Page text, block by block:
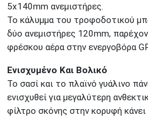
5x140mm ανεμιστήρες.
Το κάλυμμα του τροφοδοτικού
δύο ανεμιστήρες 120mm,
φρέσκου αέρα στην ενεργοβόρα
Ενισχυμένο Και Βολικό
Το σασί και το πλαϊνό γυάλινο
ενισχυθεί για μεγαλύτερη
φίλτρο σκόνης στην κορυφή κάνει